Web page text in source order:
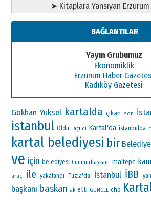
➤ Kitaplara Yansıyan Erzurum
BAĞLANTILAR
Yayın Grubumuz
Ekonomiklik
Erzurum Haber
Kadıköy Gazetesi
Gökhan Yüksel kartalda çıkan son
istanbul Oldu. açıldı Kartal'da istanbulda
kartal belediyesi bir Belediye
ve için belediyesi Cumhurbaşkanı maltepe
araç ile yakalandı Tuzla'da İstanbul İBB
başkanı baskan ak etti GÜNCEL chp